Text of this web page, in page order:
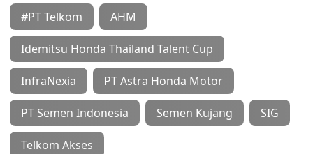
#PT Telkom AHM
Idemitsu Honda Thailand Talent Cup
InfraNexia PT Astra Honda Motor
PT Semen Indonesia Semen Kujang SIG
Telkom Akses